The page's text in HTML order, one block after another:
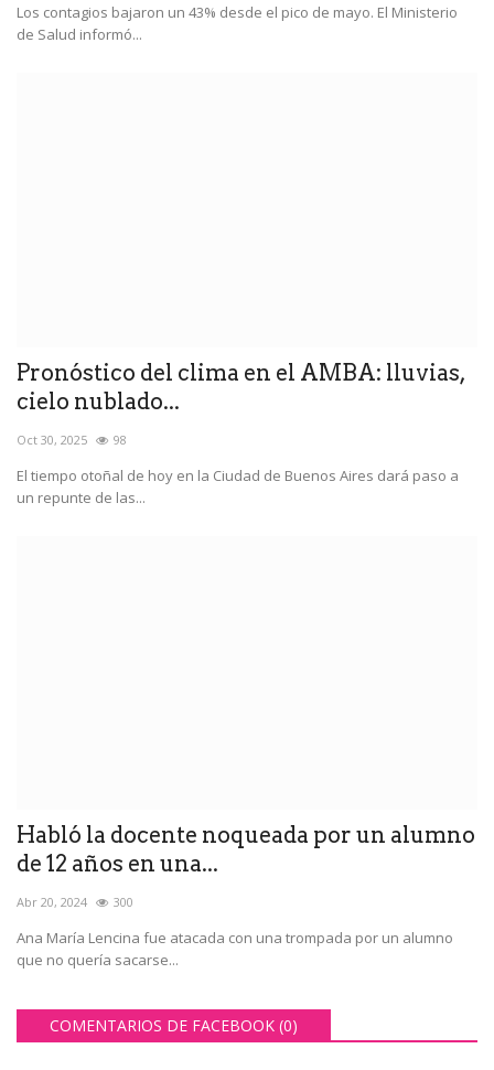
Los contagios bajaron un 43% desde el pico de mayo. El Ministerio
de Salud informó...
Pronóstico del clima en el AMBA: lluvias,
cielo nublado...
Oct 30, 2025 98
El tiempo otoñal de hoy en la Ciudad de Buenos Aires dará paso a
un repunte de las...
Habló la docente noqueada por un alumno
de 12 años en una...
Abr 20, 2024 300
Ana María Lencina fue atacada con una trompada por un alumno
que no quería sacarse...
COMENTARIOS DE FACEBOOK (0)